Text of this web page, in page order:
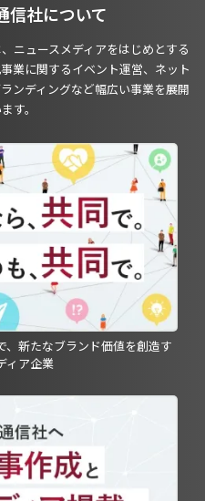
信社について
ニュースメディアをはじめとする
業に関するイベント運営、ネット
ンディングなど幅広い事業を展開
す。
、新たなブランド価値を創造す
ィア企業